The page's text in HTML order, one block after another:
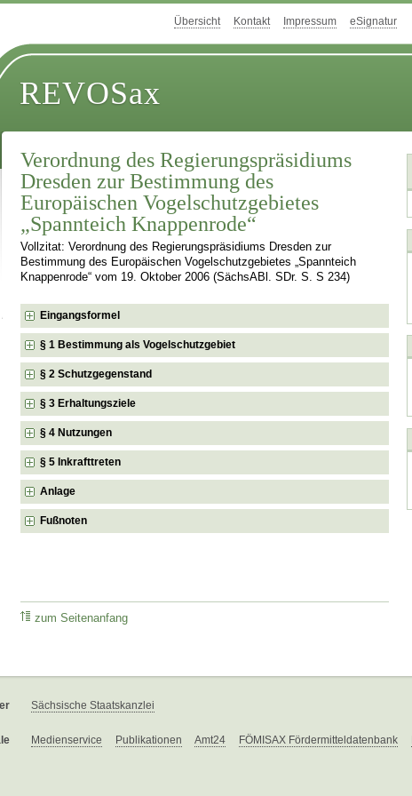
Übersicht Kontakt Impressum eSignatur
REVOSax
Verordnung des Regierungspräsidiums
Dresden zur Bestimmung des
Europäischen Vogelschutzgebietes
„Spannteich Knappenrode“
Vollzitat: Verordnung des Regierungspräsidiums Dresden zur
Bestimmung des Europäischen Vogelschutzgebietes „Spannteich
Knappenrode“ vom 19. Oktober 2006 (SächsABl. SDr. S. S 234)
Eingangsformel
§ 1 Bestimmung als Vogelschutzgebiet
§ 2 Schutzgegenstand
§ 3 Erhaltungsziele
§ 4 Nutzungen
§ 5 Inkrafttreten
Anlage
Fußnoten
zum Seitenanfang
Sächsische Staatskanzlei
Medienservice Publikationen Amt24 FÖMISAX Fördermitteldatenbank